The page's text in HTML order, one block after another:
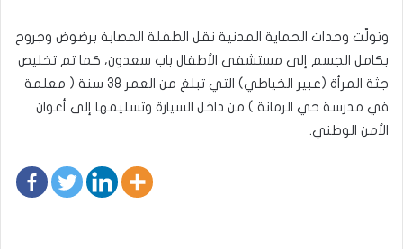
وتولّت وحدات الحماية المدنية نقل الطفلة المصابة برضوض وجروح
بكامل الجسم إلى مستشفى الأطفال باب سعدون، كما تم تخليص
جثة المرأة (عبير الخياطي) التي تبلغ من العمر 38 سنة ( معلمة
في مدرسة حي الرمانة ) من داخل السيارة وتسليمها إلى أعوان
الأمن الوطني.